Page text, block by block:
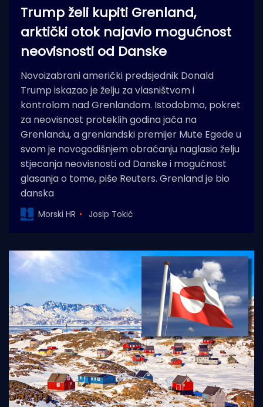
Trump želi kupiti Grenland,
arktički otok najavio mogućnost
neovisnosti od Danske
Novoizabrani američki predsjednik Donald
Trump iskazao je želju za vlasništvom i
kontrolom nad Grenlandom. Istodobmo, pokret
za neovisnost proteklih godina jača na
Grenlandu, a grenlandski premijer Mute Egede u
svom je novogodišnjem obraćanju naglasio želju
stjecanja neovisnosti od Danske i mogućnost
glasanja o tome, piše Reuters. Grenland je bio
danska
Morski HR Josip Tokić